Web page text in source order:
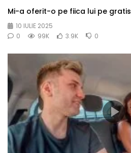
Mi-a oferit-o pe fiica lui pe gratis
10 IULIE 2025
0
99K 3.9K 0